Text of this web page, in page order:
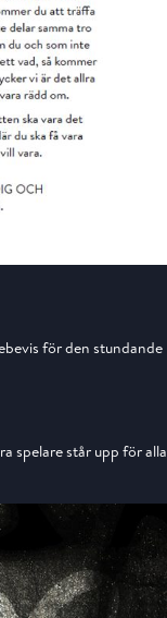
för den stundande
spelare står upp för alla